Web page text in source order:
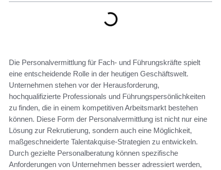
Die Personalvermittlung für Fach- und Führungskräfte spielt
eine entscheidende Rolle in der heutigen Geschäftswelt.
Unternehmen stehen vor der Herausforderung,
hochqualifizierte Professionals und Führungspersönlichkeiten
zu finden, die in einem kompetitiven Arbeitsmarkt bestehen
können. Diese Form der Personalvermittlung ist nicht nur eine
Lösung zur Rekrutierung, sondern auch eine Möglichkeit,
maßgeschneiderte Talentakquise-Strategien zu entwickeln.
Durch gezielte Personalberatung können spezifische
Anforderungen von Unternehmen besser adressiert werden,